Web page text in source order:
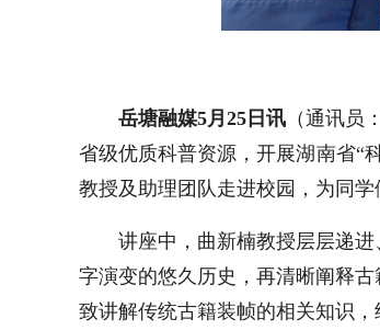
岳塘融媒5月25日讯 （通讯员
省级优质科普资源，开展湖南省“
教授及助理团队走进校园，为同
讲座中，曲新楠教授层层递
字演变的悠久历史，再清晰阐释
致讲解传统古籍装帧的相关知识